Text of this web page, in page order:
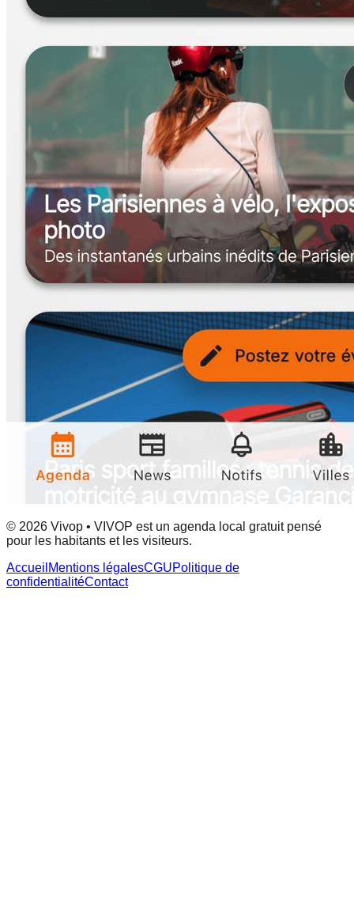
© 2026 Vivop • VIVOP est un agenda local gratuit pensé
pour les habitants et les visiteurs.
Accueil Mentions légalesCGUPolitique de
confidentialitéContact